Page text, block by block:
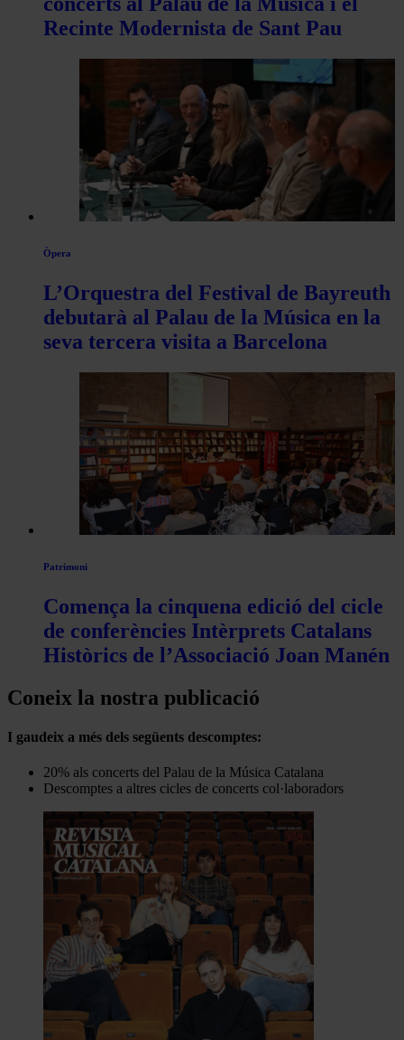
Recinte Modernista de Sant Pau
Òpera
L’Orquestra del Festival de Bayreuth
debutarà al Palau de la Música en la
seva tercera visita a Barcelona
Patrimoni
Comença la cinquena edició del cicle
de conferències Intèrprets Catalans
Històrics de l’Associació Joan Manén
Coneix la nostra publicació
I gaudeix a més dels següents descomptes:
20% als concerts del Palau de la Música Catalana
Descomptes a altres cicles de concerts col·laboradors